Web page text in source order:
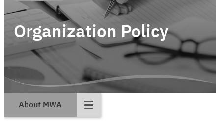
Organization Policy
About MWA